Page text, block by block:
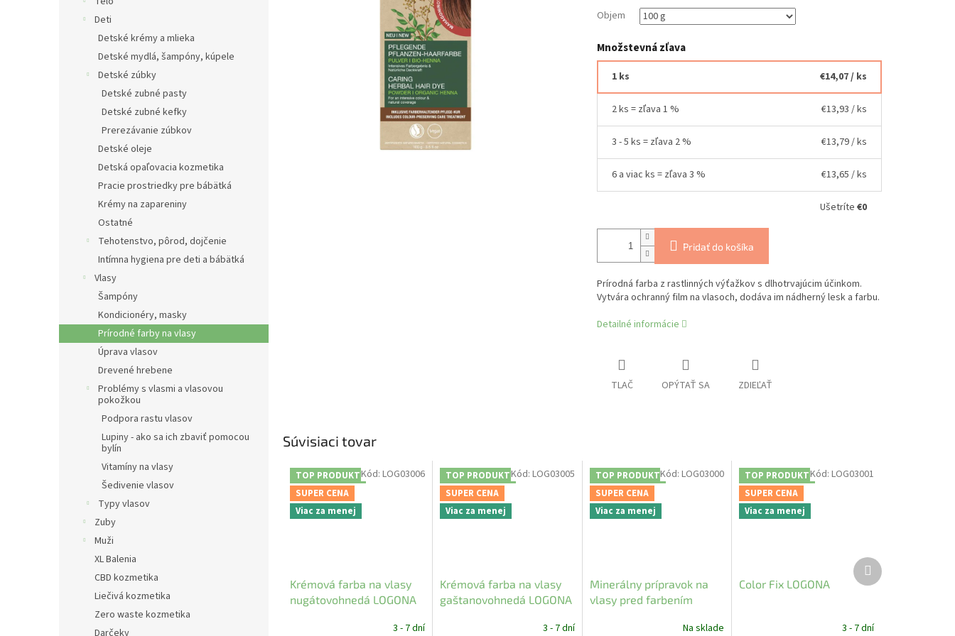
Deti
Detské krémy a mlieka
Detské mydlá, šampóny, kúpele
Detské zúbky
Detské zubné pasty
Detské zubné kefky
Prerezávanie zúbkov
Detské oleje
Detská opaľovacia kozmetika
Pracie prostriedky pre bábätká
Krémy na zapareniny
Ostatné
Tehotenstvo, pôrod, dojčenie
Intímna hygiena pre deti a bábätká
Vlasy
Šampóny
Kondicionéry, masky
Prírodné farby na vlasy
Úprava vlasov
Drevené hrebene
Problémy s vlasmi a vlasovou
pokožkou
Podpora rastu vlasov
Lupiny - ako sa ich zbaviť pomocou
bylín
Vitamíny na vlasy
Šedivenie vlasov
Typy vlasov
Zuby
Muži
XL Balenia
CBD kozmetika
Liečivá kozmetika
Zero waste kozmetika
Darčeky
Objem
Množstevná zľava
1 ks €14,07/ ks
2 ks = zľava 1 % €13,93 / ks
3 - 5 ks = zľava 2 % €13,79/ ks
6 a viac ks = zľava 3 % €13,65 / ks
Ušetríte €0
Pridať do košíka
Prírodná farba z rastlinných výťažkov s dlhotrvajúcim účinkom.
Vytvára ochranný film na vlasoch, dodáva im nádherný lesk a farbu.
Detailné informácie
TLAČ OPÝTAŤ SA ZDIEĽAŤ
Súvisiaci tovar
TOP PRODUKT
SUPER CENA
Viac za menej
Krémová farba na vlasy
nugátovohnedá LOGONA
3 - 7 dní
Kód: LOG03006
TOP PRODUKT
SUPER CENA
Viac za menej
Krémová farba na vlasy
gaštanovohnedá LOGONA
3 - 7 dní
Kód: LOG03005
TOP PRODUKT
SUPER CENA
Viac za menej
Minerálny prípravok na
vlasy pred farbením
Na sklade
Kód:LOG03000
TOP PRODUKT
SUPER CENA
Viac za menej
Color Fix LOGONA
3 - 7 dní
Kód: LOG03001
Ďalší
produkt